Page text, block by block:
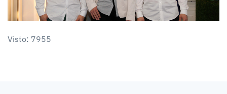
Visto: 7955